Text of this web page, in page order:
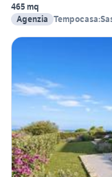
465 mq
Agenzia